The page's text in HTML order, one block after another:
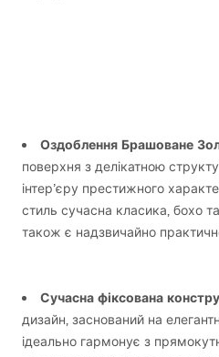
Оздоблення Брашоване
поверхня з делікатною
інтер’єру престижного
стиль сучасна класика, бохо
також є надзвичайно
Сучасна фіксована
дизайн, заснований на
ідеально гармонує з